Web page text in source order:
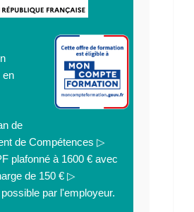
en
de
de Compétences ▷
plafonné à 1600 € avec
de 150 € ▷
par l'employeur.